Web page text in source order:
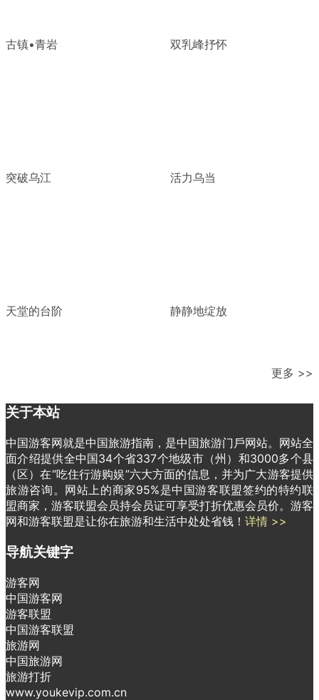
古镇•青岩 双乳峰抒怀
突破乌江 活力乌当
天堂的台阶 静静地绽放
更多 >>
关于本站
中国游客网就是中国旅游指南，是中国旅游门戶网站。网站全
面介绍提供全中国34个省337个地级市（州）和3000多个县
（区）在“吃住行游购娱”六大方面的信息，并为广大游客提供
旅游咨询。网站上的商家95%是中国游客联盟签约的特约联
盟商家，游客联盟会员持会员证可享受打折优惠会员价。游客
网和游客联盟是让你在旅游和生活中处处省钱！ 详情 >>
导航关键字
游客网
中国游客网
游客联盟
中国游客联盟
旅游网
中国旅游网
旅游打折
www.youkevip.com.cn